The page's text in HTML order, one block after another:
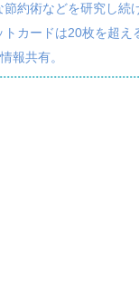
約術などを研究し続
カードは20枚を超え
報共有。